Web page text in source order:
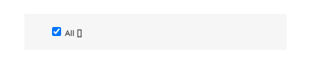
All []